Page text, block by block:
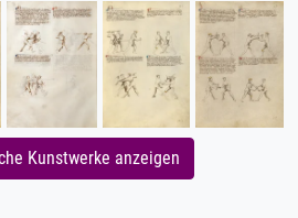
Kunstwerke anzeigen